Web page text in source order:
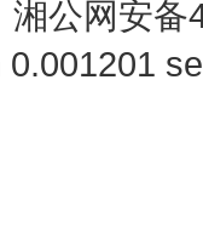
湘公网安备
0.001201